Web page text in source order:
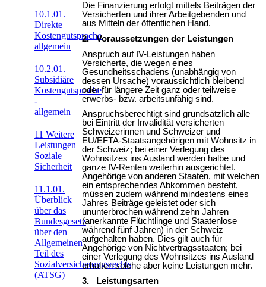
10.1.01.
Direkte
Kostengutsprache
allgemein
10.2.01.
Subsidiäre
Kostengutsprache
-
allgemein
11 Weitere
Leistungen
Soziale
Sicherheit
11.1.01.
Überblick
über das
Bundesgesetz
über den
Allgemeinen
Teil des
Sozialversicherungsrechts
(ATSG)
Die Finanzierung erfolgt mittels Beiträgen der
Versicherten und ihrer Arbeitgebenden und
aus Mitteln der öffentlichen Hand.
2. Voraussetzungen der Leistungen
Anspruch auf IV-Leistungen haben
Versicherte, die wegen eines
Gesundheitsschadens (unabhängig von
dessen Ursache) voraussichtlich bleibend
oder für längere Zeit ganz oder teilweise
erwerbs- bzw. arbeitsunfähig sind.
Anspruchsberechtigt sind grundsätzlich alle
bei Eintritt der Invalidität versicherten
Schweizerinnen und Schweizer und
EU/EFTA-Staatsangehörigen mit Wohnsitz in
der Schweiz; bei einer Verlegung des
Wohnsitzes ins Ausland werden halbe und
ganze IV-Renten weiterhin ausgerichtet.
Angehörige von anderen Staaten, mit welchen
ein entsprechendes Abkommen besteht,
müssen zudem während mindestens eines
Jahres Beiträge geleistet oder sich
ununterbrochen während zehn Jahren
(anerkannte Flüchtlinge und Staatenlose
während fünf Jahren) in der Schweiz
aufgehalten haben. Dies gilt auch für
Angehörige von Nichtvertrags­staaten; bei
einer Verlegung des Wohnsitzes ins Ausland
erhalten solche aber keine Leistungen mehr.
3. Leistungsarten